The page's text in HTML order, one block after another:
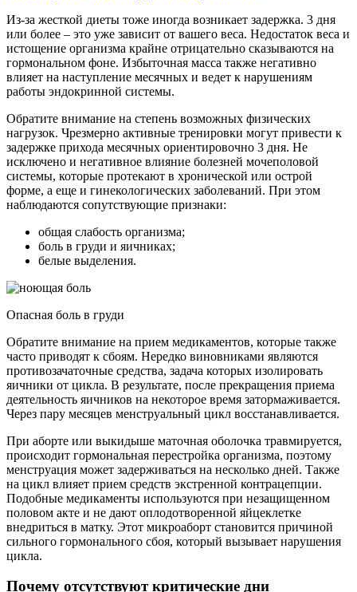
Из-за жесткой диеты тоже иногда возникает задержка. 3 дня
или более – это уже зависит от вашего веса. Недостаток веса и
истощение организма крайне отрицательно сказываются на
гормональном фоне. Избыточная масса также негативно
влияет на наступление месячных и ведет к нарушениям
работы эндокринной системы.
Обратите внимание на степень возможных физических
нагрузок. Чрезмерно активные тренировки могут привести к
задержке прихода месячных ориентировочно 3 дня. Не
исключено и негативное влияние болезней мочеполовой
системы, которые протекают в хронической или острой
форме, а еще и гинекологических заболеваний. При этом
наблюдаются сопутствующие признаки:
общая слабость организма;
боль в груди и яичниках;
белые выделения.
Опасная боль в груди
Обратите внимание на прием медикаментов, которые также
часто приводят к сбоям. Нередко виновниками являются
противозачаточные средства, задача которых изолировать
яичники от цикла. В результате, после прекращения приема
деятельность яичников на некоторое время затормаживается.
Через пару месяцев менструальный цикл восстанавливается.
При аборте или выкидыше маточная оболочка травмируется,
происходит гормональная перестройка организма, поэтому
менструация может задерживаться на несколько дней. Также
на цикл влияет прием средств экстренной контрацепции.
Подобные медикаменты используются при незащищенном
половом акте и не дают оплодотворенной яйцеклетке
внедриться в матку. Этот микроаборт становится причиной
сильного гормонального сбоя, который вызывает нарушения
цикла.
Почему отсутствуют критические дни